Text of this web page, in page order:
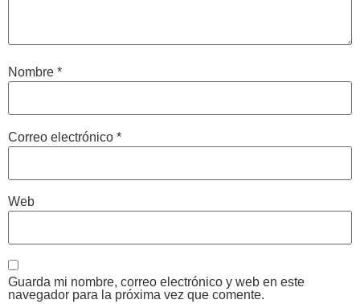
Nombre *
Correo electrónico *
Web
Guarda mi nombre, correo electrónico y web en este
navegador para la próxima vez que comente.